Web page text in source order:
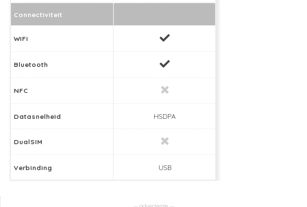
Connectiviteit
WiFi
Bluetooth
NFC
Datasnelheid HSDPA
DualSIM
Verbinding USB